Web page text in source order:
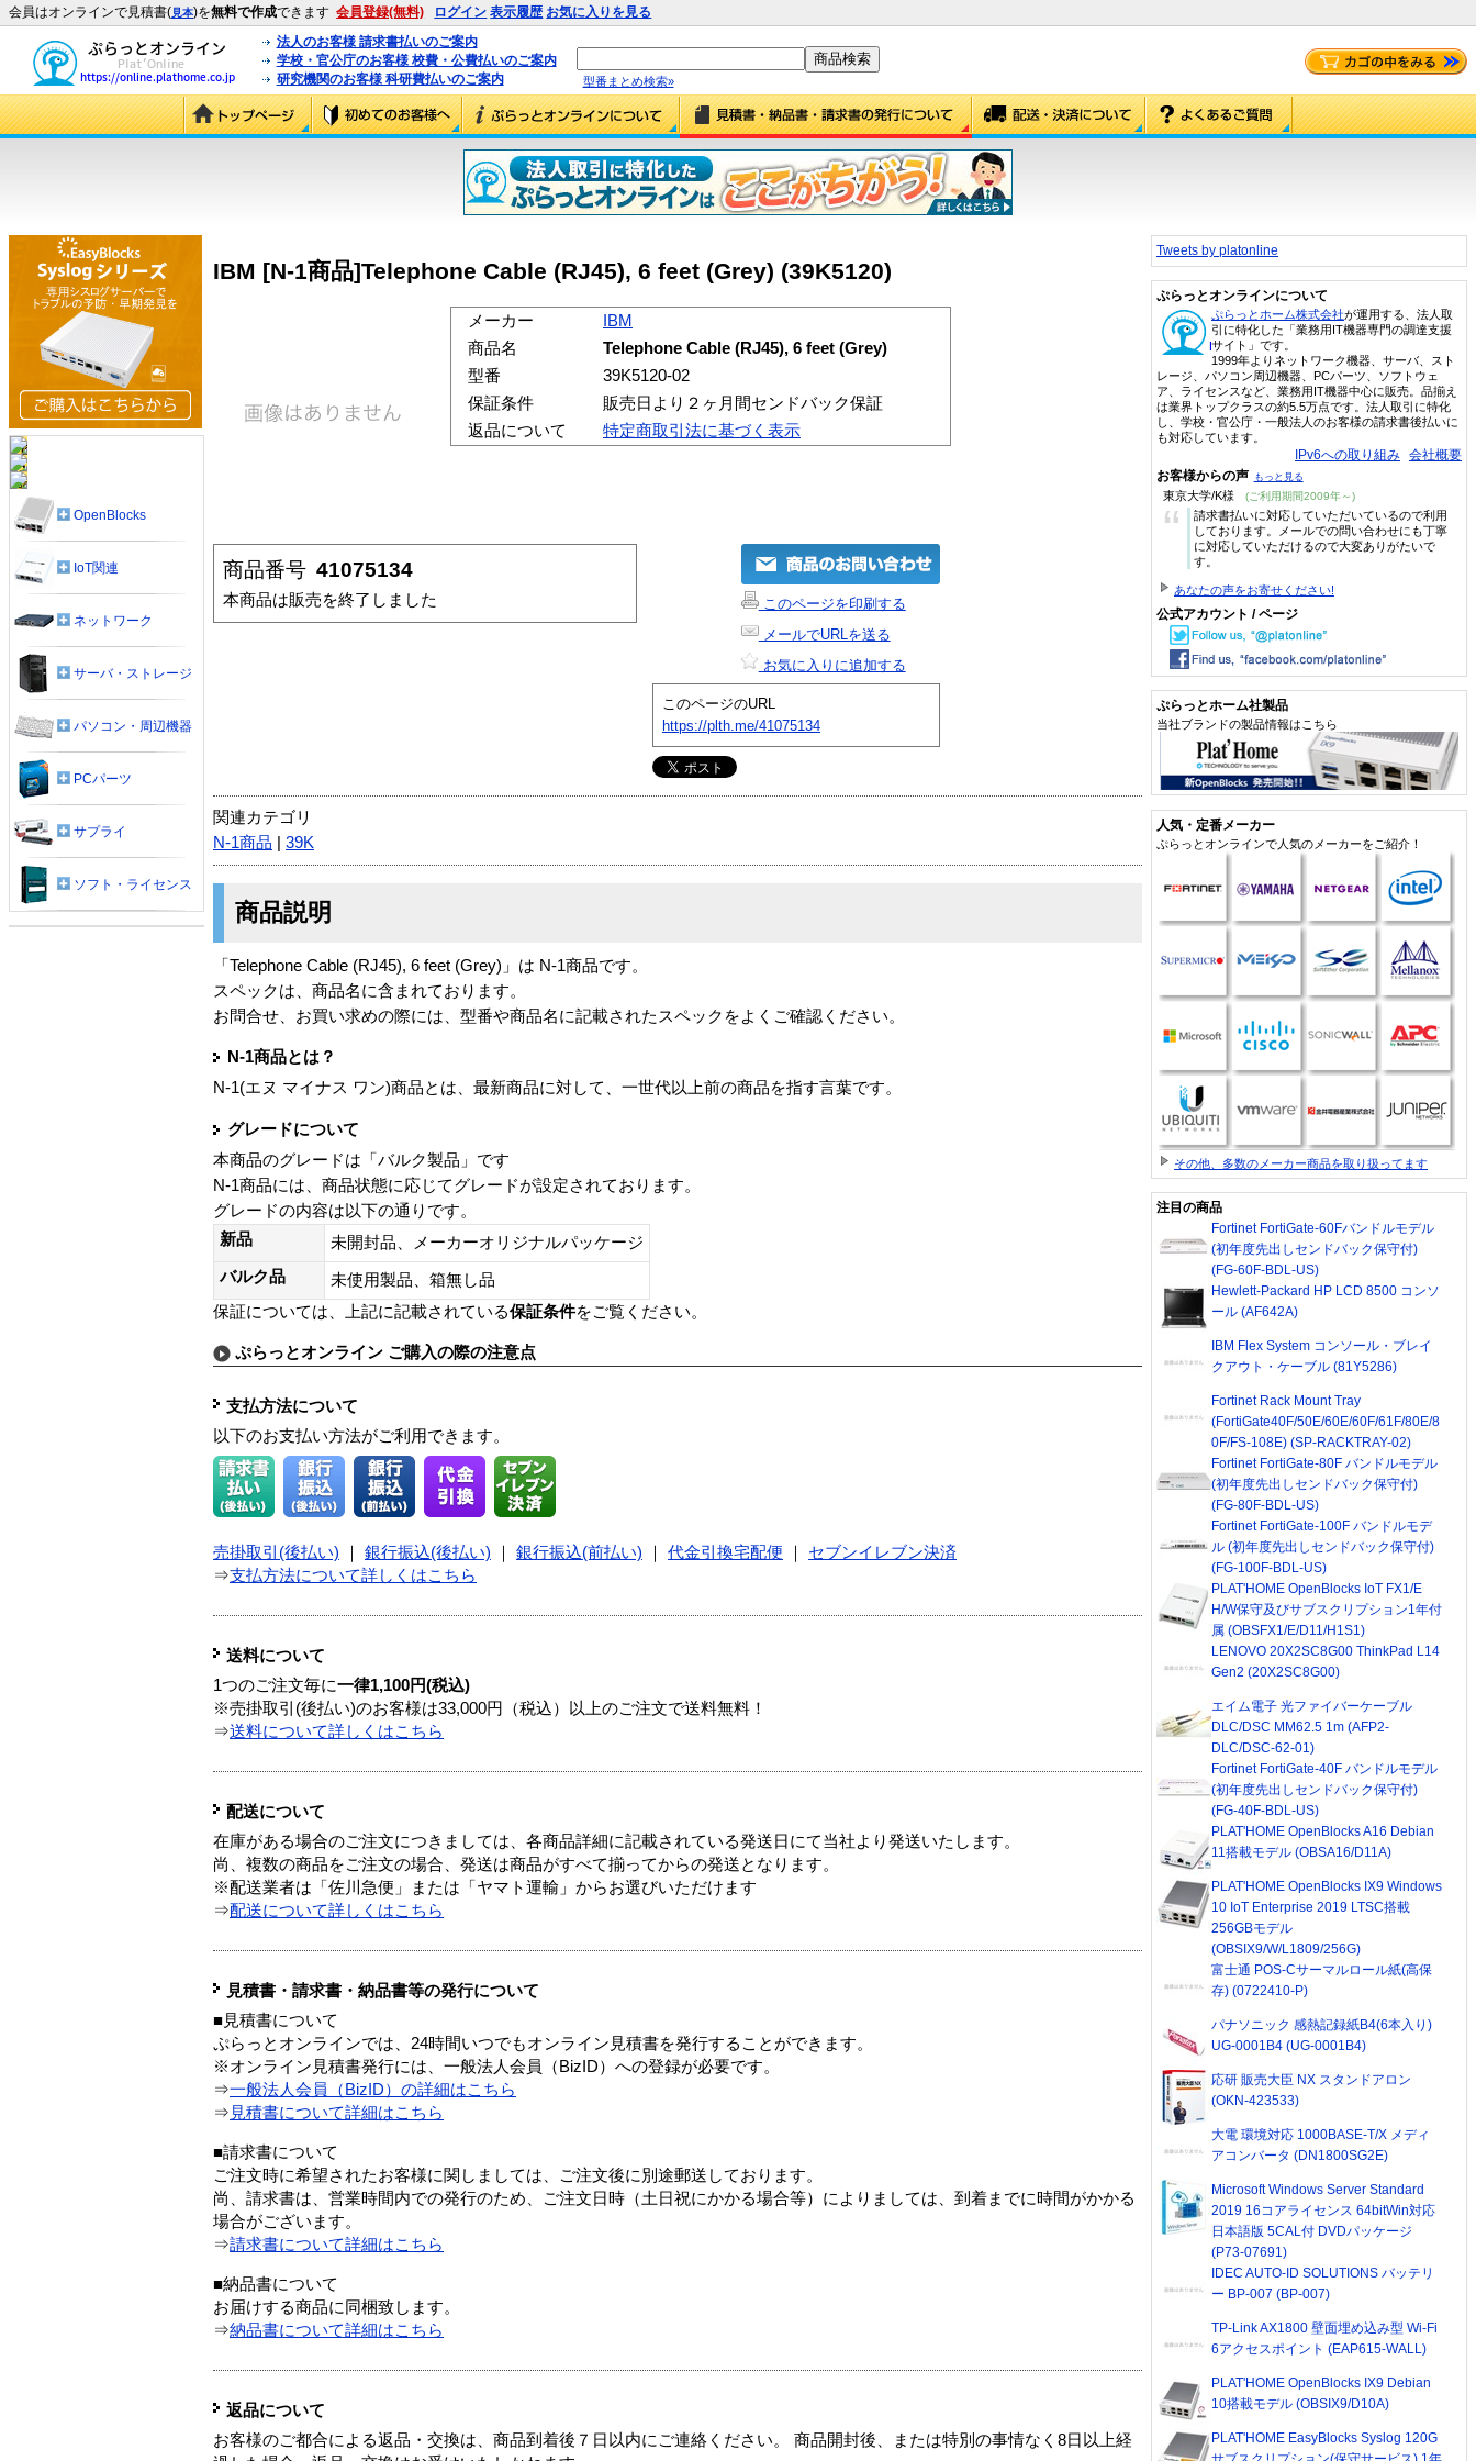
会員はオンラインで見積書(見本)を無料で作成できます 会員登録(無料) ログイン 表示履歴 お気に入りを見る
法人のお客様 請求書払いのご案内
学校・官公庁のお客様 校費・公費払いのご案内
研究機関のお客様 科研費払いのご案内
型番まとめ検索»
IBM [N-1商品]Telephone Cable (RJ45), 6 feet (Grey) (39K5120)
メーカー
IBM
商品名
Telephone Cable (RJ45), 6 feet (Grey)
型番
39K5120-02
保証条件
販売日より２ヶ月間センドバック保証
返品について
特定商取引法に基づく表示
商品番号 41075134
本商品は販売を終了しました
このページを印刷する
メールでURLを送る
お気に入りに追加する
このページのURL
https://plth.me/41075134
関連カテゴリ
N-1商品
39K
商品説明
「Telephone Cable (RJ45), 6 feet (Grey)」は N-1商品です。
スペックは、商品名に含まれております。
お問合せ、お買い求めの際には、型番や商品名に記載されたスペックをよくご確認ください。
N-1商品とは？
N-1(エヌ マイナス ワン)商品とは、最新商品に対して、一世代以上前の商品を指す言葉です。
グレードについて
本商品のグレードは「バルク製品」です
N-1商品には、商品状態に応じてグレードが設定されております。
グレードの内容は以下の通りです。
新品
未開封品、メーカーオリジナルパッケージ
バルク品
未使用製品、箱無し品
保証については、上記に記載されている保証条件をご覧ください。
ぷらっとオンライン ご購入の際の注意点
支払方法について
以下のお支払い方法がご利用できます。
売掛取引(後払い) 銀行振込(後払い) 銀行振込(前払い) 代金引換宅配便
セブンイレブン決済
⇒支払方法について詳しくはこちら
送料について
1つのご注文毎に一律1,100円(税込)
※売掛取引(後払い)のお客様は33,000円（税込）以上のご注文で送料無料！
⇒送料について詳しくはこちら
配送について
在庫がある場合のご注文につきましては、各商品詳細に記載されている発送日にて当社より発送いたします。
尚、複数の商品をご注文の場合、発送は商品がすべて揃ってからの発送となります。
※配送業者は「佐川急便」または「ヤマト運輸」からお選びいただけます
⇒配送について詳しくはこちら
見積書・請求書・納品書等の発行について
■見積書について
ぷらっとオンラインでは、24時間いつでもオンライン見積書を発行することができます。
※オンライン見積書発行には、一般法人会員（BizID）への登録が必要です。
⇒一般法人会員（BizID）の詳細はこちら
⇒ 見積書について詳細はこちら
■請求書について
ご注文時に希望されたお客様に関しましては、ご注文後に別途郵送しております。
尚、請求書は、営業時間内での発行のため、ご注文日時（土日祝にかかる場合等）によりましては、到着までに時間がかかる
場合がございます。
⇒請求書について詳細はこちら
■納品書について
お届けする商品に同梱致します。
⇒納品書について詳細はこちら
返品について
お客様のご都合による返品・交換は、商品到着後７日以内にご連絡ください。 商品開封後、または特別の事情なく8日以上経
OpenBlocks
IoT関連
ネットワーク
サーバ・ストレージ
パソコン・周辺機器
PCパーツ
サプライ
ソフト・ライセンス
Tweets by platonline
ぷらっとオンラインについて
ぷらっとホーム株式会社が運用する、法人取
引に特化した「業務用IT機器専門の調達支援
サイト」です。
1999年よりネットワーク機器、サーバ、スト
レージ、パソコン周辺機器、PCパーツ、ソフトウェ
ア、ライセンスなど、業務用IT機器中心に販売。品揃え
は業界トップクラスの約5.5万点です。法人取引に特化
し、学校・官公庁・一般法人のお客様の請求書後払いに
も対応しています。
IPv6への取り組み 会社概要
お客様からの声 もっと見る
東京大学/K様 (ご利用期間2009年～)
“
請求書払いに対応していただいているので利用
しております。メールでの問い合わせにも丁寧
に対応していただけるので大変ありがたいで
す。
あなたの声をお寄せください!
公式アカウント / ページ
ぷらっとホーム社製品
当社ブランドの製品情報はこちら
人気・定番メーカー
ぷらっとオンラインで人気のメーカーをご紹介！
その他、多数のメーカー商品を取り扱ってます
注目の商品
Fortinet FortiGate-60Fバンドルモデル
(初年度先出しセンドバック保守付)
(FG-60F-BDL-US)
Hewlett-Packard HP LCD 8500 コンソ
ール (AF642A)
IBM Flex System コンソール・ブレイ
クアウト・ケーブル (81Y5286)
Fortinet Rack Mount Tray
(FortiGate40F/50E/60E/60F/61F/80E/8
0F/FS-108E) (SP-RACKTRAY-02)
Fortinet FortiGate-80F バンドルモデル
(初年度先出しセンドバック保守付)
(FG-80F-BDL-US)
Fortinet FortiGate-100F バンドルモデ
ル (初年度先出しセンドバック保守付)
(FG-100F-BDL-US)
PLAT'HOME OpenBlocks IoT FX1/E
H/W保守及びサブスクリプション1年付
属 (OBSFX1/E/D11/H1S1)
LENOVO 20X2SC8G00 ThinkPad L14
Gen2 (20X2SC8G00)
エイム電子 光ファイバーケーブル
DLC/DSC MM62.5 1m (AFP2-
DLC/DSC-62-01)
Fortinet FortiGate-40F バンドルモデル
(初年度先出しセンドバック保守付)
(FG-40F-BDL-US)
PLAT'HOME OpenBlocks A16 Debian
11搭載モデル (OBSA16/D11A)
PLAT'HOME OpenBlocks IX9 Windows
10 IoT Enterprise 2019 LTSC搭載
256GBモデル
(OBSIX9/W/L1809/256G)
富士通 POS-Cサーマルロール紙(高保
存) (0722410-P)
パナソニック 感熱記録紙B4(6本入り)
UG-0001B4 (UG-0001B4)
応研 販売大臣 NX スタンドアロン
(OKN-423533)
大電 環境対応 1000BASE-T/X メディ
アコンバータ (DN1800SG2E)
Microsoft Windows Server Standard
2019 16コアライセンス 64bitWin対応
日本語版 5CAL付 DVDパッケージ
(P73-07691)
IDEC AUTO-ID SOLUTIONS バッテリ
ー BP-007 (BP-007)
TP-Link AX1800 壁面埋め込み型 Wi-Fi
6アクセスポイント (EAP615-WALL)
PLAT'HOME OpenBlocks IX9 Debian
10搭載モデル (OBSIX9/D10A)
PLAT'HOME EasyBlocks Syslog 120G